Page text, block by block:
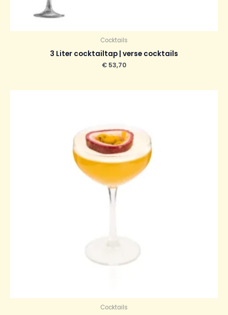
Cocktails
3 Liter cocktailtap | verse cocktails
€ 53,70
Cocktails